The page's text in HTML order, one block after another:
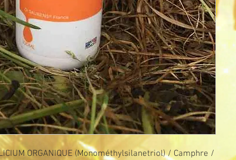
ORGANIQUE (Monométhylsilanetriol) / Camphre /